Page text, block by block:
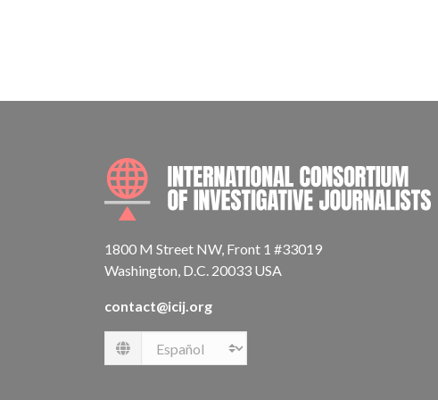
1800 M Street NW, Front 1 #33019
Washington, D.C. 20033 USA
contact@icij.org
Language